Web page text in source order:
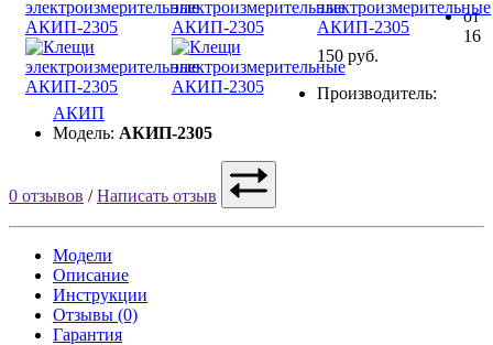
от
16
150 руб.
Производитель:
АКИП
Модель: АКИП-2305
0 отзывов /Написать отзыв
Модели
Описание
Инструкции
Отзывы (0)
Гарантия